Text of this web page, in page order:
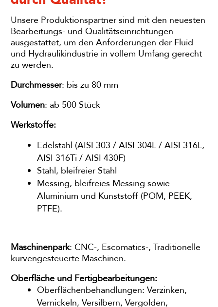
Unsere Produktionspartner sind mit den neuesten
Bearbeitungs- und Qualitätseinrichtungen
ausgestattet, um den Anforderungen der Fluid
und Hydraulikindustrie in vollem Umfang gerecht
zu werden.
Durchmesser: bis zu 80 mm
Volumen: ab 500 Stück
Werkstoffe:
Edelstahl (AISI 303 / AISI 304L / AISI 316L,
AISI 316Ti / AISI 430F)
Stahl, bleifreier Stahl
Messing, bleifreies Messing sowie
Aluminium und Kunststoff (POM, PEEK,
PTFE).
Maschinenpark: CNC-, Escomatics-, Traditionelle
kurvengesteuerte Maschinen.
Oberfläche und Fertigbearbeitungen:
Oberflächenbehandlungen: Verzinken,
Vernickeln, Versilbern, Vergolden,